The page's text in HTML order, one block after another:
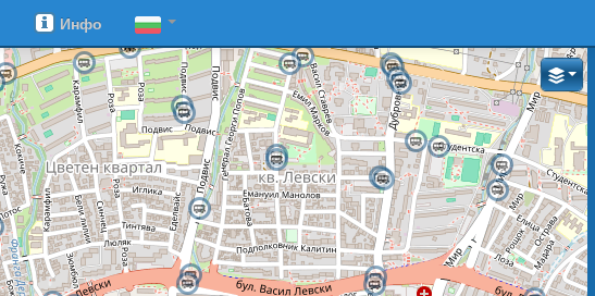
Инфо